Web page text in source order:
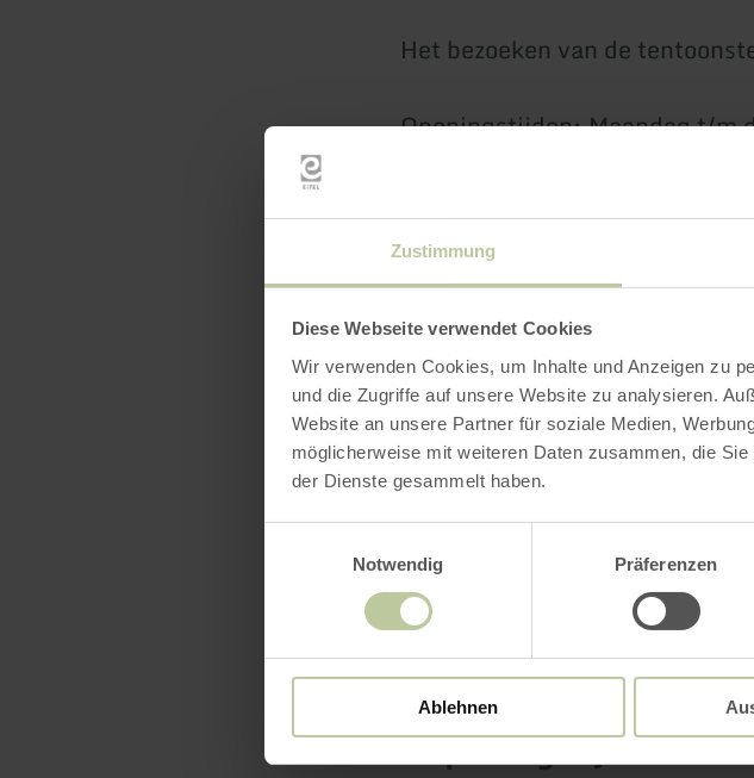
Zustimmung
Diese Webseite verwendet Cookies
Wir verwenden Cookies, um Inhalte und Anzeigen zu
und die Zugriffe auf unsere Website zu analysieren.
Website an unsere Partner für soziale Medien,
möglicherweise mit weiteren Daten zusammen, die
der Dienste gesammelt haben.
Notwendig
Präferenzen
Ablehnen
Het bezoeken van de
Openingstijden: Maandag t/m
Plaats: Natuurparkcentrum
Prüm, tel. 06551 985755, e-
www.naturpark-eifel.de
Openingstijden